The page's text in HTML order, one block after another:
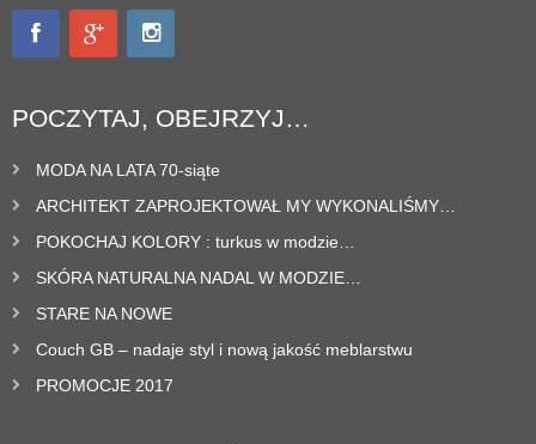
POCZYTAJ, OBEJRZYJ…
MODA NA LATA 70-siąte
ARCHITEKT ZAPROJEKTOWAŁ MY WYKONALIŚMY…
POKOCHAJ KOLORY : turkus w modzie…
SKÓRA NATURALNA NADAL W MODZIE…
STARE NA NOWE
Couch GB – nadaje styl i nową jakość meblarstwu
PROMOCJE 2017